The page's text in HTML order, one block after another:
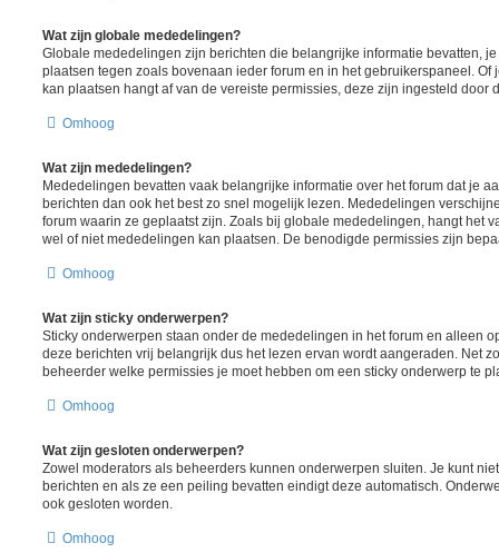
Wat zijn globale mededelingen?
Globale mededelingen zijn berichten die belangrijke informatie bevatten,
plaatsen tegen zoals bovenaan ieder forum en in het gebruikerspaneel.
kan plaatsen hangt af van de vereiste permissies, deze zijn ingesteld door
Omhoog
Wat zijn mededelingen?
Mededelingen bevatten vaak belangrijke informatie over het forum dat je
berichten dan ook het best zo snel mogelijk lezen. Mededelingen
forum waarin ze geplaatst zijn. Zoals bij globale mededelingen, hangt het
wel of niet mededelingen kan plaatsen. De benodigde permissies zijn
Omhoog
Wat zijn sticky onderwerpen?
Sticky onderwerpen staan onder de mededelingen in het forum en alleen
deze berichten vrij belangrijk dus het lezen ervan wordt aangeraden. Net
beheerder welke permissies je moet hebben om een sticky onderwerp te
Omhoog
Wat zijn gesloten onderwerpen?
Zowel moderators als beheerders kunnen onderwerpen sluiten. Je kunt
berichten en als ze een peiling bevatten eindigt deze automatisch.
ook gesloten worden.
Omhoog